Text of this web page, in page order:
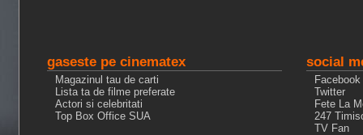
gaseste pe cinematex
Magazinul tau de carti
Lista ta de filme preferate
Actori si celebritati
Top Box Office SUA
social
Facebook
Twitter
Fete La
247
TV Fan